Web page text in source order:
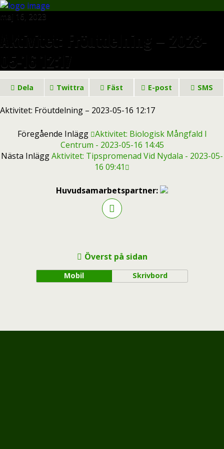
maj 16, 2023
Aktivitet: Fröutdelning – 2023-
05-16 12:17
Dela Twittra Fäst E-post SMS
Aktivitet: Fröutdelning – 2023-05-16 12:17
Föregående Inlägg Aktivitet: Biologisk Mångfald I
Centrum - 2023-05-16 14:45
Nästa InläggAktivitet: Tipspromenad Vid Nydala - 2023-05-
16 09:41
Huvudsamarbetspartner:
Överst på sidan
Mobil Skrivbord